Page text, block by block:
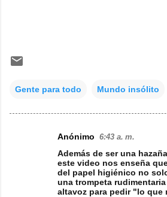
Gente para todo Mundo insólito
Anónimo 6:43 a. m.
Además de ser una
este video nos enseña
del papel higiénico no
una trompeta
altavoz para pedir "lo que